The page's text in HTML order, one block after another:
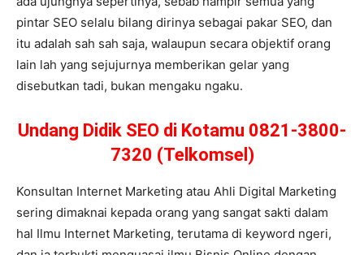
pintar SEO selalu bilang dirinya sebagai pakar SEO, dan
itu adalah sah sah saja, walaupun secara objektif orang
lain lah yang sejujurnya memberikan gelar yang
disebutkan tadi, bukan mengaku ngaku.
Undang Didik SEO di Kotamu 0821-3800-
7320 (Telkomsel)
Konsultan Internet Marketing atau Ahli Digital Marketing
sering dimaknai kepada orang yang sangat sakti dalam
hal Ilmu Internet Marketing, terutama di keyword ngeri,